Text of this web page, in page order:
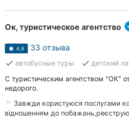
Ок, туристическое агентство
4.9 33 отзыва
done автобусные туры done детский
С туристическим агентством "ОК"
недорого.
Завжди користуюся послугами
відношенням до